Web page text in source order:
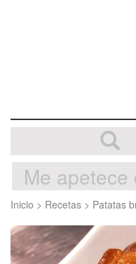
Inicio > Recetas > Patatas